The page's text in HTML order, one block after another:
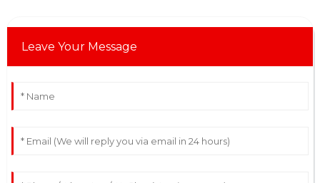
Leave Your Message